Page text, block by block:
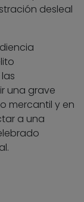
desleal
una grave
mercantil y en
a una